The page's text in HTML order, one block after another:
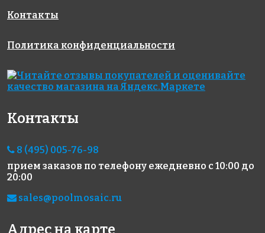
Hexagon
Grey Mix
51x59
на сетке
3450 руб./м²
5604 Royal
CUBE OLIVE
на сетке
Контакты
Политика конфиденциальности
Контакты
8 (495) 005-76-98
прием заказов по телефону ежедневно с 10:00 до
20:00
sales@poolmosaic.ru
Адрес на карте